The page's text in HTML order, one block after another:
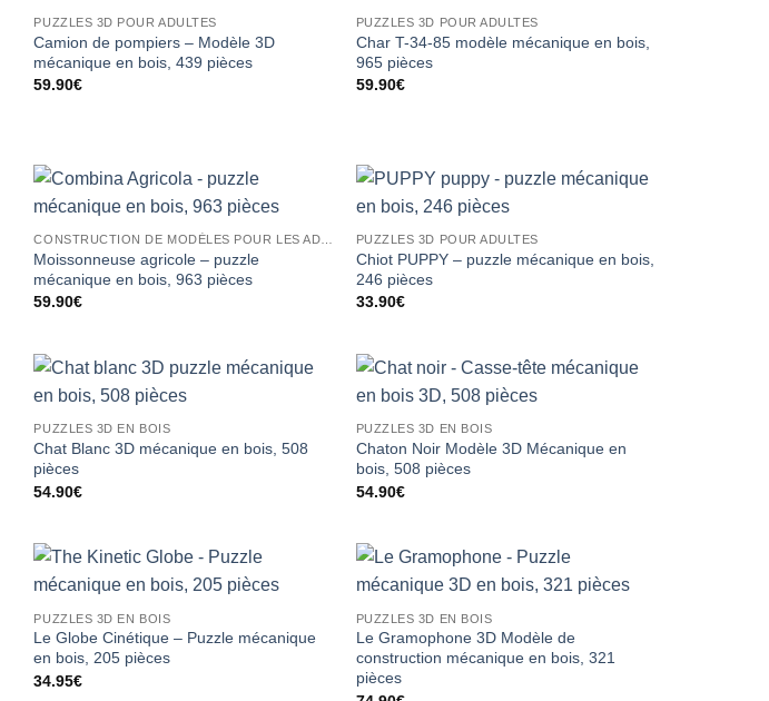
PUZZLES 3D POUR ADULTES
Camion de pompiers – Modèle 3D
mécanique en bois, 439 pièces
59.90€
PUZZLES 3D POUR ADULTES
Char T-34-85 modèle mécanique en bois,
965 pièces
59.90€
Moissonneuse agricole – puzzle
mécanique en bois, 963 pièces
59.90€
PUZZLES 3D POUR ADULTES
Chiot PUPPY – puzzle mécanique en bois,
246 pièces
33.90€
PUZZLES 3D EN BOIS
Chat Blanc 3D mécanique en bois, 508
pièces
54.90€
PUZZLES 3D EN BOIS
Chaton Noir Modèle 3D Mécanique en
bois, 508 pièces
54.90€
PUZZLES 3D EN BOIS
Le Globe Cinétique – Puzzle mécanique
en bois, 205 pièces
34.95€
PUZZLES 3D EN BOIS
Le Gramophone 3D Modèle de
construction mécanique en bois, 321
pièces